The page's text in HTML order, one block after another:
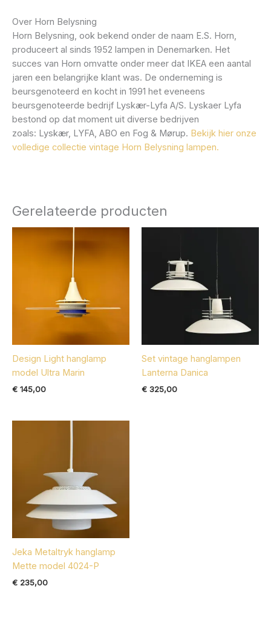
Over Horn Belysning
Horn Belysning, ook bekend onder de naam E.S. Horn,
produceert al sinds 1952 lampen in Denemarken. Het
succes van Horn omvatte onder meer dat IKEA een aantal
jaren een belangrijke klant was. De onderneming is
beursgenoteerd en kocht in 1991 het eveneens
beursgenoteerde bedrijf Lyskær-Lyfa A/S. Lyskaer Lyfa
bestond op dat moment uit diverse bedrijven
zoals: Lyskær, LYFA, ABO en Fog & Mørup. Bekijk hier onze
volledige collectie vintage Horn Belysning lampen.
Gerelateerde producten
Design Light hanglamp
model Ultra Marin
€ 145,00
Set vintage hanglampen
Lanterna Danica
€ 325,00
Jeka Metaltryk hanglamp
Mette model 4024-P
€ 235,00